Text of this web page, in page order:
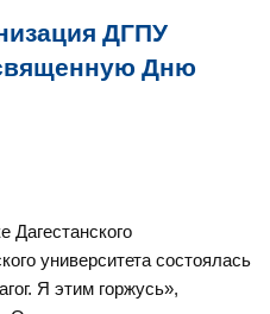
ДГПУ
Дню
Дагестанского
университета состоялась
Я этим горжусь»,